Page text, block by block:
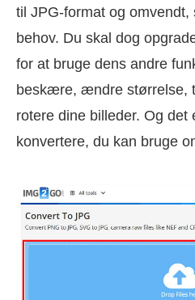
til JPG-format og
behov. Du skal dog
for at bruge dens andre
beskære, ændre størrelse,
rotere dine billeder. Og det
konvertere, du kan bruge